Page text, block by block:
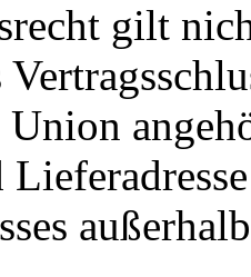
gilt
Union